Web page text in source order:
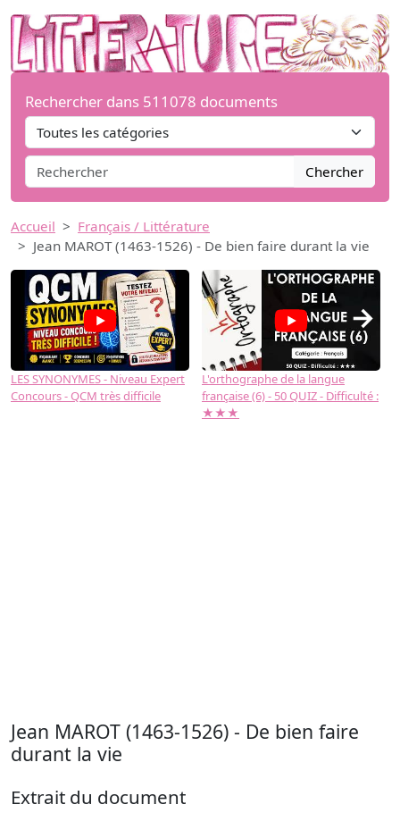
Rechercher dans 511078 documents
Chercher
Accueil
Français / Littérature
Jean MAROT (1463-1526) - De bien faire durant la vie
LES SYNONYMES - Niveau Expert
Concours - QCM très difficile
L'orthographe de la langue
française (6) - 50 QUIZ - Difficulté :
★★★
→
Jean MAROT (1463-1526) - De bien faire
durant la vie
Extrait du document